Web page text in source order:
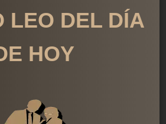
LEO DEL DÍA
HOY